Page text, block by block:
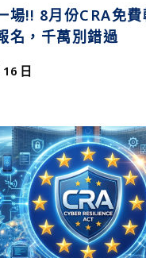
場!! 8月份CRA免
名，千萬別錯過
日